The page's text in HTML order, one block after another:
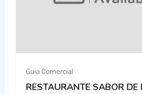
Guia Comercial
RESTAURANTE SABOR DE